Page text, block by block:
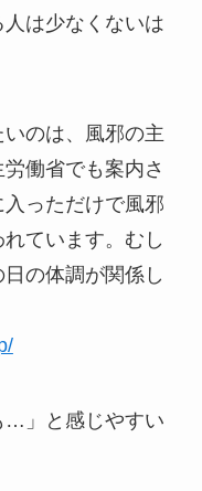
は少なくないは
のは、風邪の主
働省でも案内さ
っただけで風邪
ています。むし
の体調が関係し
…」と感じやすい